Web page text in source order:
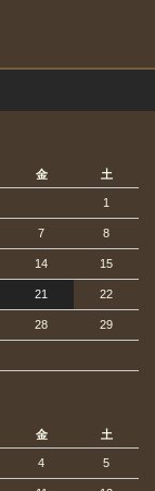
金 土
1
7 8
14 15
21 22
28 29
金 土
4 5